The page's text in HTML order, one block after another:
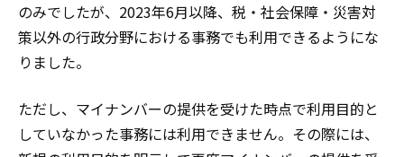
のみでしたが、2023年6月以降、税・社会保障・災害対
策以外の行政分野における事務でも利用できるようにな
りました。
ただし、マイナンバーの提供を受けた時点で利用目的と
していなかった事務には利用できません。その際には、